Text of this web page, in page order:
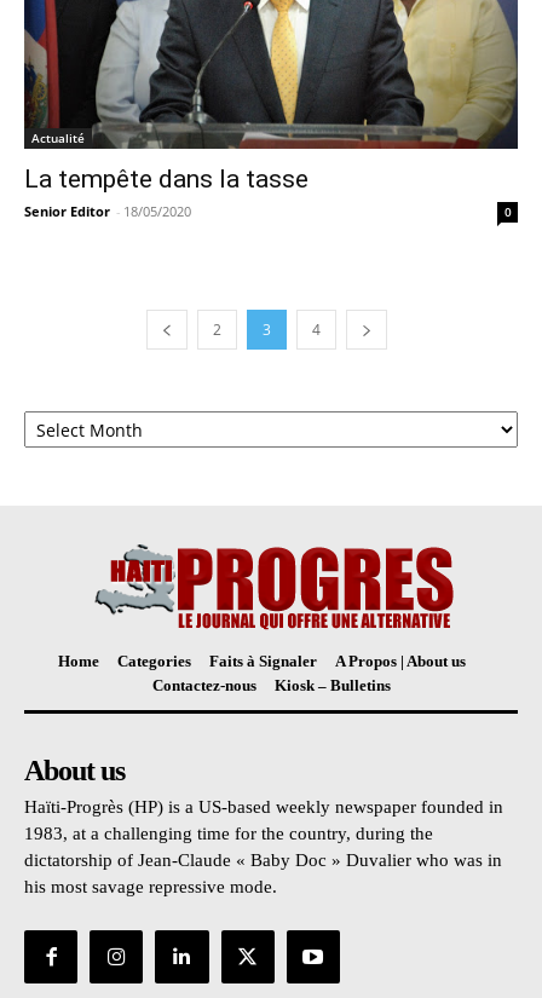
Actualité
La tempête dans la tasse
Senior Editor - 18/05/2020 0
2 3 4
Archives
Home Categories Faits à Signaler
A Propos | About us
Contactez-nous
Kiosk – Bulletins
About us
Haïti-Progrès (HP) is a US-based weekly newspaper founded in
1983, at a challenging time for the country, during the
dictatorship of Jean-Claude « Baby Doc » Duvalier who was in
his most savage repressive mode.